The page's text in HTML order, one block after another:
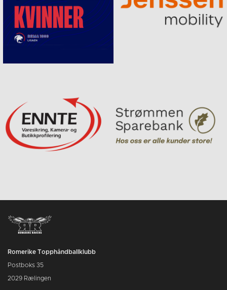
Romerike Topphåndballklubb
Postboks 35
2029 Rælingen